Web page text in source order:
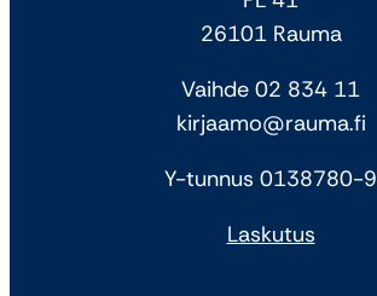
26101 Rauma
Vaihde 02 834 11
kirjaamo@rauma.fi
Y-tunnus 0138780-9
Laskutus